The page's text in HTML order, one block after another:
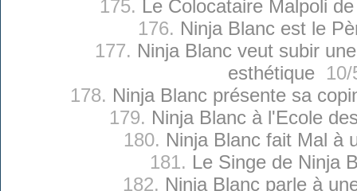
175. Le Colocataire Malpoli
176. Ninja Blanc est le
177. Ninja Blanc veut subir
esthétique 10/
178. Ninja Blanc présente sa
179. Ninja Blanc à l'Ecole
180. Ninja Blanc fait Mal à
181. Le Singe de Ninja
182. Ninja Blanc parle à